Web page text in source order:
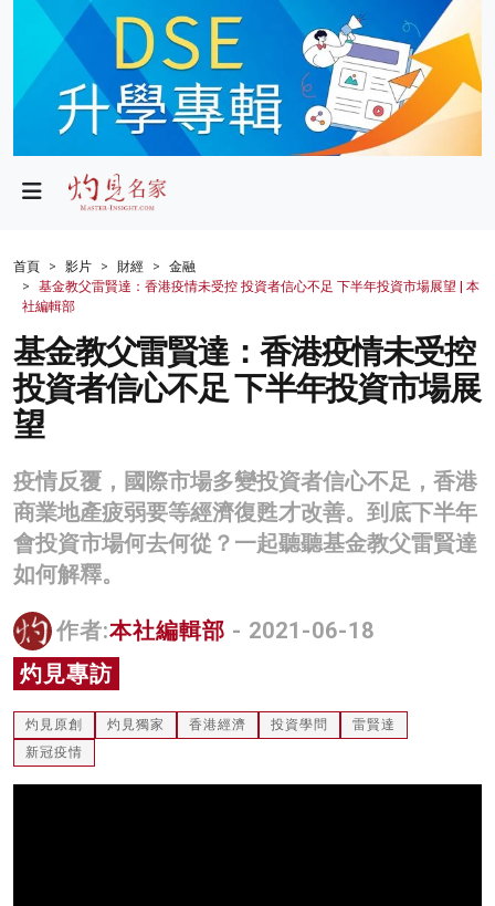
政局
財經
生活
健康
商業
科技
影片
名家榜
灼見活動
關於我們
首頁 影片 財經
金融
基金教父雷賢達：香港疫情未受控 投資者信心不足 下半年投資市場展望 | 本
社編輯部
基金教父雷賢達：香港疫情未受控
投資者信心不足 下半年投資市場展
望
疫情反覆，國際市場多變投資者信心不足，香港
商業地產疲弱要等經濟復甦才改善。到底下半年
會投資市場何去何從？一起聽聽基金教父雷賢達
如何解釋。
作者:本社編輯部 - 2021-06-18
灼見專訪
灼見原創 灼見獨家 香港經濟 投資學問
雷賢達
新冠疫情